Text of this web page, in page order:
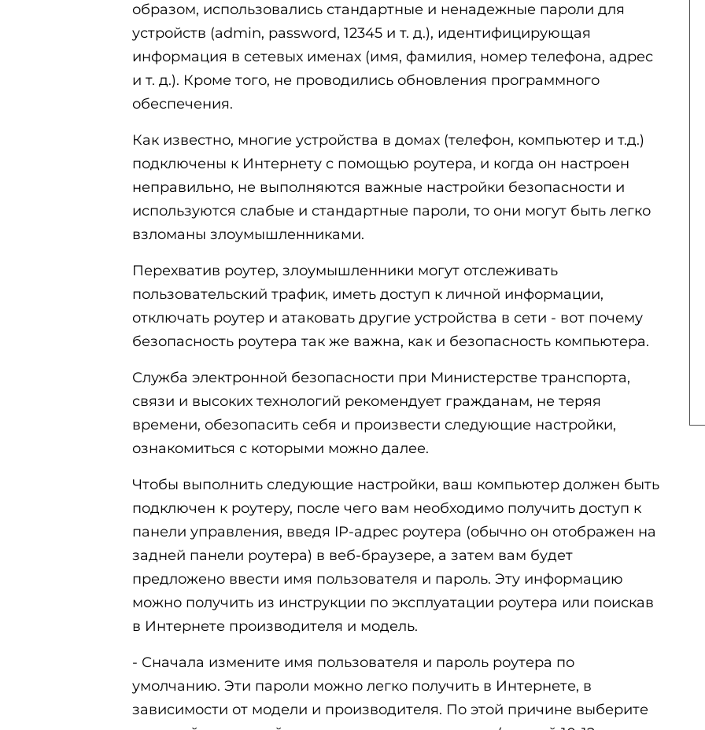
образом, использовались стандартные и ненадежные пароли для
устройств (admin, password, 12345 и т. д.), идентифицирующая
информация в сетевых именах (имя, фамилия, номер телефона, адрес
и т. д.). Кроме того, не проводились обновления программного
обеспечения.
Как известно, многие устройства в домах (телефон, компьютер и т.д.)
подключены к Интернету с помощью роутера, и когда он настроен
неправильно, не выполняются важные настройки безопасности и
используются слабые и стандартные пароли, то они могут быть легко
взломаны злоумышленниками.
Перехватив роутер, злоумышленники могут отслеживать
пользовательский трафик, иметь доступ к личной информации,
отключать роутер и атаковать другие устройства в сети - вот почему
безопасность роутера так же важна, как и безопасность компьютера.
Служба электронной безопасности при Министерстве транспорта,
связи и высоких технологий рекомендует гражданам, не теряя
времени, обезопасить себя и произвести следующие настройки,
ознакомиться с которыми можно далее.
Чтобы выполнить следующие настройки, ваш компьютер должен быть
подключен к роутеру, после чего вам необходимо получить доступ к
панели управления, введя IP-адрес роутера (обычно он отображен на
задней панели роутера) в веб-браузере, а затем вам будет
предложено ввести имя пользователя и пароль. Эту информацию
можно получить из инструкции по эксплуатации роутера или поискав
в Интернете производителя и модель.
- Сначала измените имя пользователя и пароль роутера по
умолчанию. Эти пароли можно легко получить в Интернете, в
зависимости от модели и производителя. По этой причине выберите